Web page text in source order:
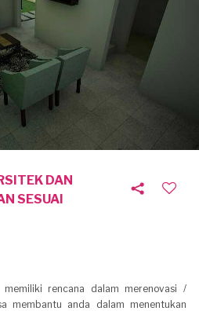
DAN
SESUAI
rencana dalam merenovasi /
membantu anda dalam menentukan